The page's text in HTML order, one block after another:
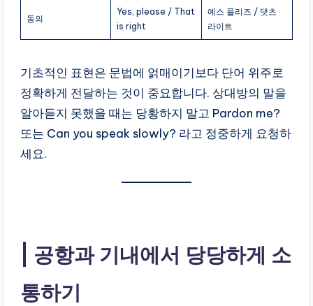
동의
Yes, please / That
is right
예스 플리즈 / 댓츠
라이트
기초적인 표현은 문법에 얽매이기보다 단어 위주로
정확하게 전달하는 것이 중요합니다. 상대방의 말을
알아듣지 못했을 때는 당황하지 말고 Pardon me?
또는 Can you speak slowly? 라고 정중하게 요청하
세요.
공항과 기내에서 당당하게 소
통하기